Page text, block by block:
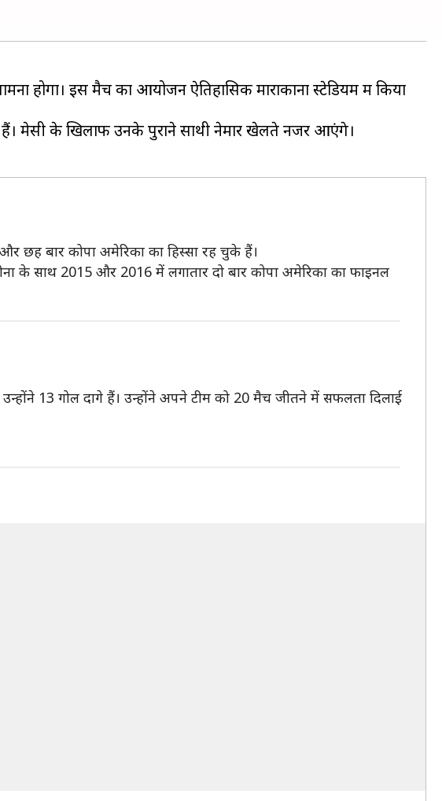
होगा। इस मैच का आयोजन ऐतिहासिक माराकाना स्टेडियम में किया
हैं। मेसी के खिलाफ उनके पुराने साथी नेमार खेलते नजर आएंगे।
छह बार कोपा अमेरिका का हिस्सा रह चुके हैं।
के साथ 2015 और 2016 में लगातार दो बार कोपा अमेरिका का फाइनल
13 गोल दागे हैं। उन्होंने अपने टीम को 20 मैच जीतने में सफलता दिलाई